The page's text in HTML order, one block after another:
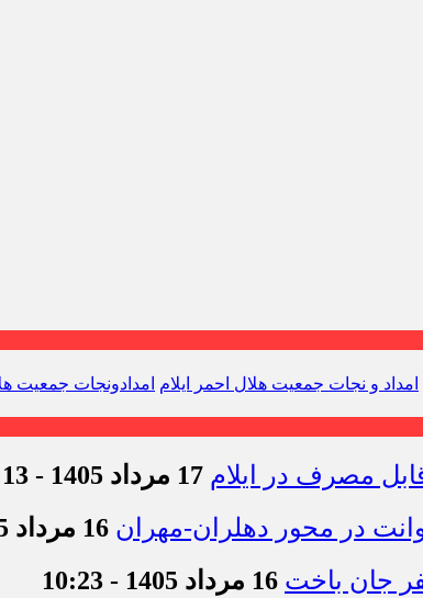
امداد و نجات جمعیت هلال احمر ایلام امدادونجات جمعیت
17 مرداد 1405 - 10:13
16 مرداد 1405 - 18:44
16 مرداد 1405 - 10:23